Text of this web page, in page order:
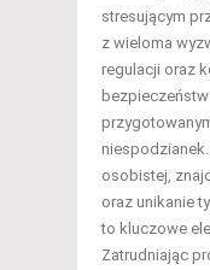
stresującym
z wieloma
regulacji oraz
osobistej,
oraz unikanie
to kluczowe
Zatrudniając